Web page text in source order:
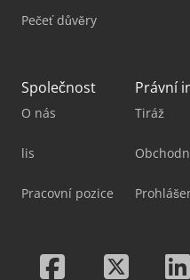
Pečeť důvěry
Společnost
O nás
lis
Pracovní pozice
Právní
Tiráž